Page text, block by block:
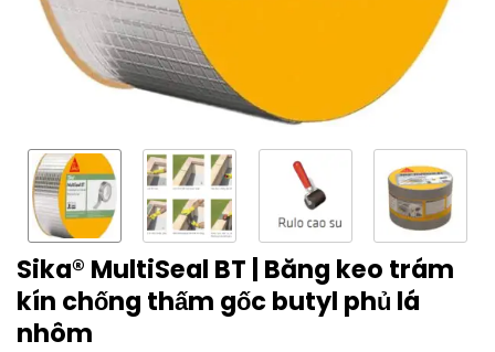
Sika® MultiSeal BT | Băng keo trám
kín chống thấm gốc butyl phủ lá
nhôm